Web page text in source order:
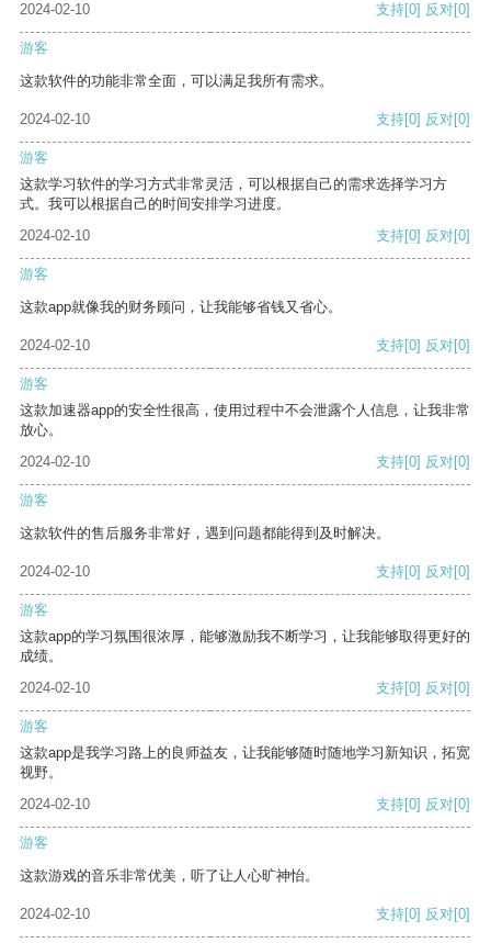
2024-02-10 支持[0] 反对[0]
游客
这款软件的功能非常全面，可以满足我所有需求。
2024-02-10 支持[0] 反对[0]
游客
这款学习软件的学习方式非常灵活，可以根据自己的需求选择学习方
式。我可以根据自己的时间安排学习进度。
2024-02-10
支持[0] 反对[0]
游客
这款app就像我的财务顾问，让我能够省钱又省心。
2024-02-10 支持[0] 反对[0]
游客
这款加速器app的安全性很高，使用过程中不会泄露个人信息，让我非常
放心。
2024-02-10
支持[0] 反对[0]
游客
这款软件的售后服务非常好，遇到问题都能得到及时解决。
2024-02-10 支持[0] 反对[0]
游客
这款app的学习氛围很浓厚，能够激励我不断学习，让我能够取得更好的
成绩。
2024-02-10
支持[0] 反对[0]
游客
这款app是我学习路上的良师益友，让我能够随时随地学习新知识，拓宽
视野。
2024-02-10
支持[0] 反对[0]
游客
这款游戏的音乐非常优美，听了让人心旷神怡。
2024-02-10 支持[0] 反对[0]